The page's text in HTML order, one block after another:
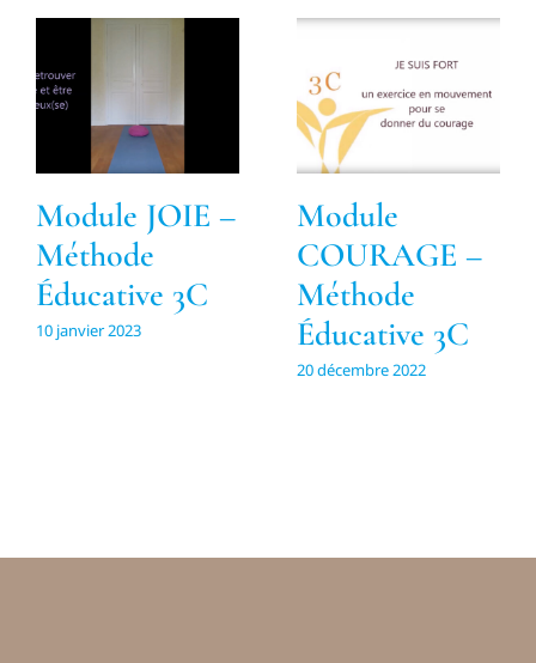
Module JOIE –
Méthode
Éducative 3C
10 janvier 2023
Module
COURAGE –
Méthode
Éducative 3C
20 décembre 2022